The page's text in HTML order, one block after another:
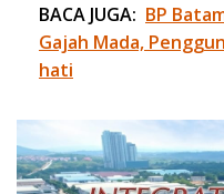
BACA JUGA: BP
Gajah Mada,
hati